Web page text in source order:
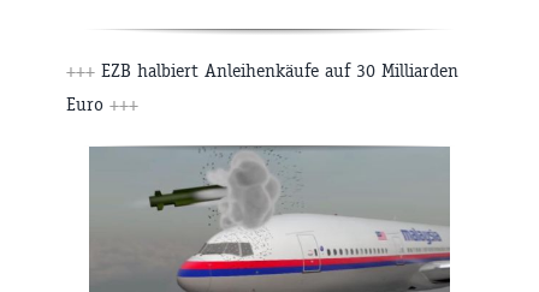
+++ EZB halbiert Anleihenkäufe auf 30 Milliarden
Euro +++